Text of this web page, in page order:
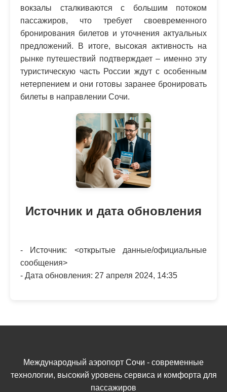
вокзалы сталкиваются с большим потоком
пассажиров, что требует своевременного
бронирования билетов и уточнения актуальных
предложений. В итоге, высокая активность на
рынке путешествий подтверждает – именно эту
туристическую часть России ждут с особенным
нетерпением и они готовы заранее бронировать
билеты в направлении Сочи.
Источник и дата обновления
- Источник: <открытые данные/официальные
сообщения>
- Дата обновления: 27 апреля 2024, 14:35
Международный аэропорт Сочи - современные
технологии, высокий уровень сервиса и комфорта для
пассажиров